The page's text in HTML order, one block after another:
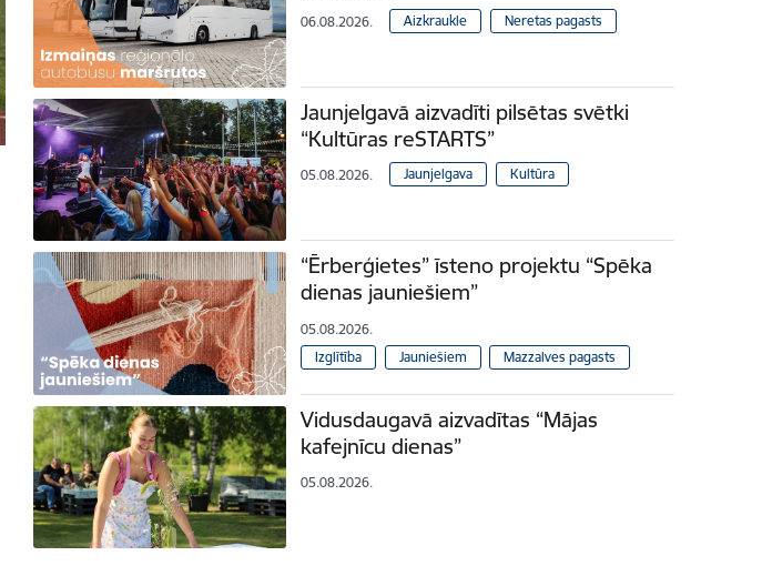
06.08.2026. Aizkraukle Neretas pagasts
Jaunjelgavā aizvadīti pilsētas svētki
“Kultūras reSTARTS”
05.08.2026. Jaunjelgava Kultūra
“Ērberģietes” īsteno projektu “Spēka
dienas jauniešiem”
05.08.2026.
Izglītība
Jauniešiem Mazzalves pagasts
Vidusdaugavā aizvadītas “Mājas
kafejnīcu dienas”
05.08.2026.